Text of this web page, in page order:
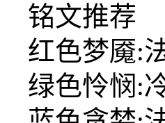
铭文推荐
红色梦魇:
绿色怜悯: